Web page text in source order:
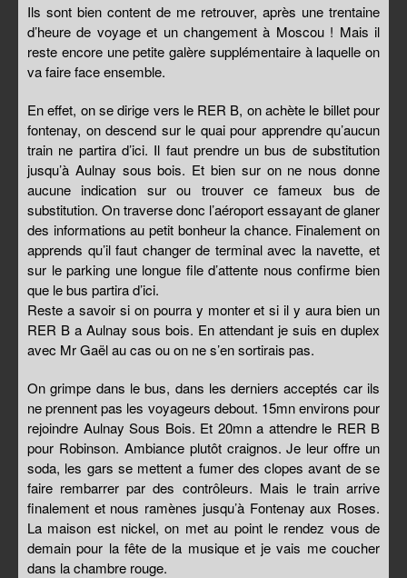
Ils sont bien content de me retrouver, après une trentaine
d’heure de voyage et un changement à Moscou ! Mais il
reste encore une petite galère supplémentaire à laquelle on
va faire face ensemble.
En effet, on se dirige vers le RER B, on achète le billet pour
fontenay, on descend sur le quai pour apprendre qu’aucun
train ne partira d’ici. Il faut prendre un bus de substitution
jusqu’à Aulnay sous bois. Et bien sur on ne nous donne
aucune indication sur ou trouver ce fameux bus de
substitution. On traverse donc l’aéroport essayant de glaner
des informations au petit bonheur la chance. Finalement on
apprends qu’il faut changer de terminal avec la navette, et
sur le parking une longue file d’attente nous confirme bien
que le bus partira d’ici.
Reste a savoir si on pourra y monter et si il y aura bien un
RER B a Aulnay sous bois. En attendant je suis en duplex
avec Mr Gaël au cas ou on ne s’en sortirais pas.
On grimpe dans le bus, dans les derniers acceptés car ils
ne prennent pas les voyageurs debout. 15mn environs pour
rejoindre Aulnay Sous Bois. Et 20mn a attendre le RER B
pour Robinson. Ambiance plutôt craignos. Je leur offre un
soda, les gars se mettent a fumer des clopes avant de se
faire rembarrer par des contrôleurs. Mais le train arrive
finalement et nous ramènes jusqu’à Fontenay aux Roses.
La maison est nickel, on met au point le rendez vous de
demain pour la fête de la musique et je vais me coucher
dans la chambre rouge.